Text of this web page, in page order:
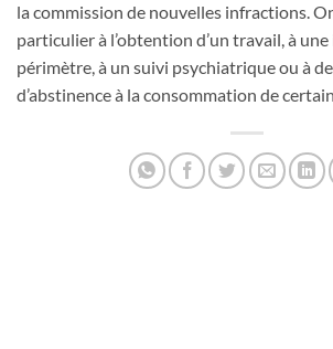
la commission de nouvelles infractions.
particulier à l’obtention d’un travail, à
périmètre, à un suivi psychiatrique ou à
d’abstinence à la consommation de